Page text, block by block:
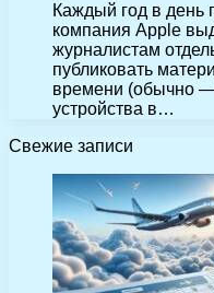
Каждый год в день
компания Apple
журналистам
публиковать
времени (обычно
устройства в…
Свежие записи